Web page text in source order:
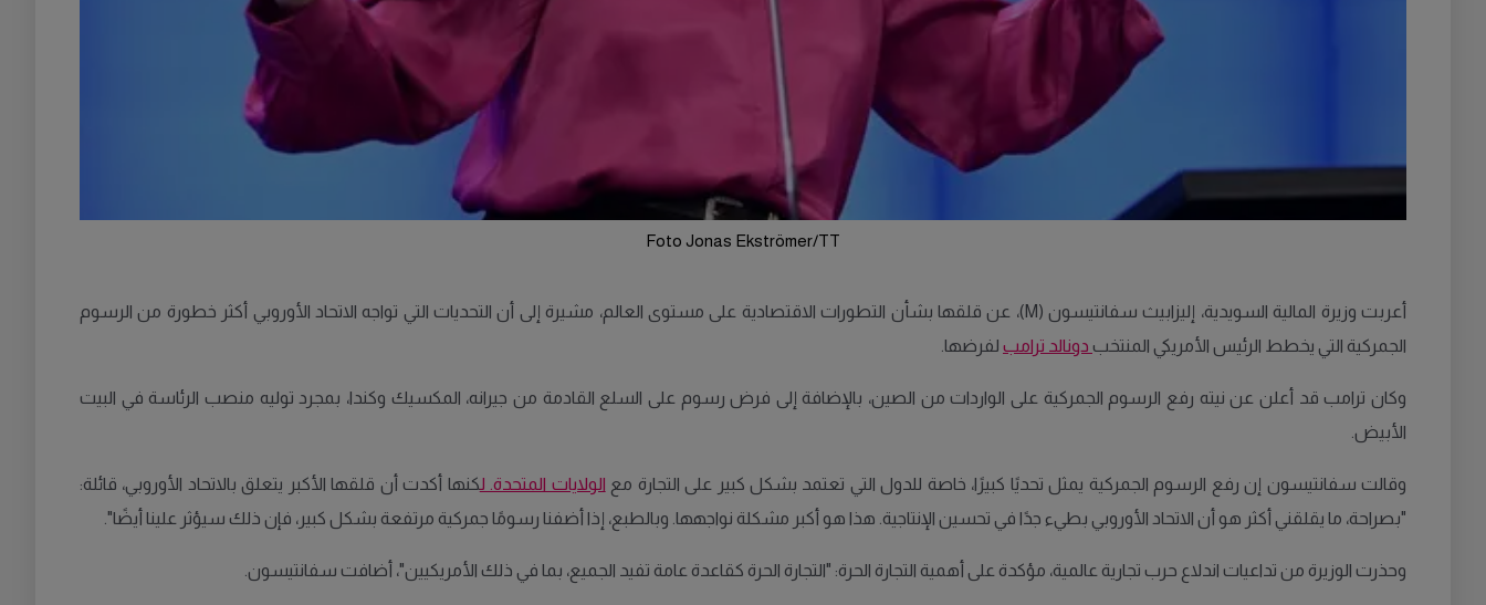
Foto Jonas Ekströmer/TT
أعربت وزيرة المالية السويدية، إليزابيث سفانتيسون (M)، عن قلقها بشأن التطورات الاقتصادية على مستوى العالم، مشيرة إلى أن التحديات التي تواجه الاتحاد الأوروبي أكثر خطورة من الرسوم
الجمركية التي يخطط الرئيس الأمريكي المنتخب دونالد ترامب لفرضها.
وكان ترامب قد أعلن عن نيته رفع الرسوم الجمركية على الواردات من الصين، بالإضافة إلى فرض رسوم على السلع القادمة من جيرانه، المكسيك وكندا، بمجرد توليه منصب الرئاسة في البيت
الأبيض.
وقالت سفانتيسون إن رفع الرسوم الجمركية يمثل تحديًا كبيرًا، خاصة للدول التي تعتمد بشكل كبير على التجارة مع الولايات المتحدة. لكنها أكدت أن قلقها الأكبر يتعلق بالاتحاد الأوروبي، قائلة:
"بصراحة، ما يقلقني أكثر هو أن الاتحاد الأوروبي بطيء جدًا في تحسين الإنتاجية. هذا هو أكبر مشكلة نواجهها. وبالطبع، إذا أضفنا رسومًا جمركية مرتفعة بشكل كبير، فإن ذلك سيؤثر علينا أيضًا".
وحذرت الوزيرة من تداعيات اندلاع حرب تجارية عالمية، مؤكدة على أهمية التجارة الحرة: "التجارة الحرة كقاعدة عامة تفيد الجميع، بما في ذلك الأمريكيين"، أضافت سفانتيسون.